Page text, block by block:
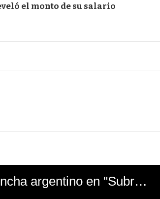
el monto de su salario
El mal momento de Yanina Gasañol con un hincha argentino en "Subrayado"